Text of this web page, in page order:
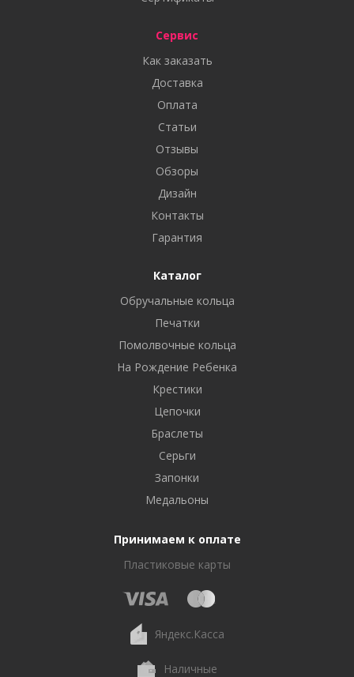
Сервис
Как заказать
Доставка
Оплата
Статьи
Отзывы
Обзоры
Дизайн
Контакты
Гарантия
Каталог
Обручальные кольца
Печатки
Помолвочные кольца
На Рождение Ребенка
Крестики
Цепочки
Браслеты
Серьги
Запонки
Медальоны
Принимаем к оплате
Пластиковые карты
Яндекс.Касса
Наличные